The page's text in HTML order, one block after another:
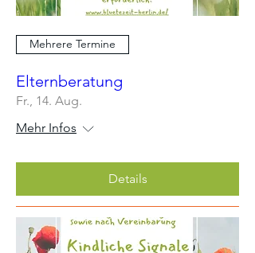
Mehrere Termine
Elternberatung
Fr., 14. Aug.
Mehr Infos
Details